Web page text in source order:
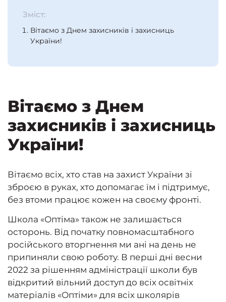
Зміст:
Вітаємо з Днем захисників і захисниць
України!
Вітаємо з Днем
захисників і захисниць
України!
Вітаємо всіх, хто став на захист України зі
зброєю в руках, хто допомагає їм і підтримує,
без втоми працює кожен на своєму фронті.
Школа «Оптіма» також не залишається
осторонь. Від початку повномасштабного
російського вторгнення ми ані на день не
припиняли свою роботу. В перші дні весни
2022 за рішенням адміністрації школи був
відкритий вільний доступ до всіх освітніх
матеріалів «Оптіми» для всіх школярів